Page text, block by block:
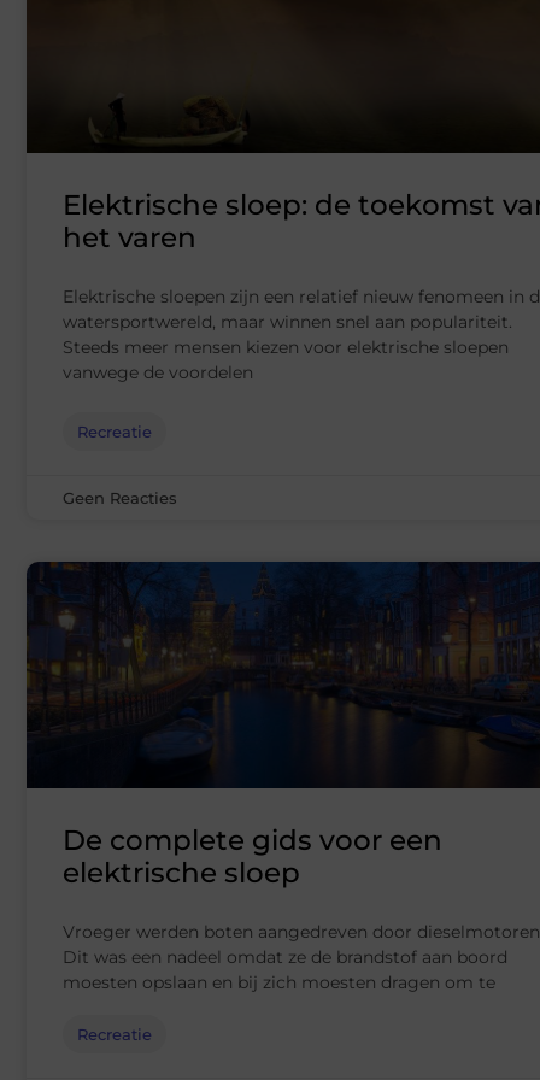
Elektrische sloep: de toekomst
het varen
Elektrische sloepen zijn een relatief nieuw fenomeen in
watersportwereld, maar winnen snel aan populariteit.
Steeds meer mensen kiezen voor elektrische sloepen
vanwege de voordelen
Recreatie
Geen Reacties
De complete gids voor een
elektrische sloep
Vroeger werden boten aangedreven door
Dit was een nadeel omdat ze de brandstof aan boord
moesten opslaan en bij zich moesten dragen om te
Recreatie